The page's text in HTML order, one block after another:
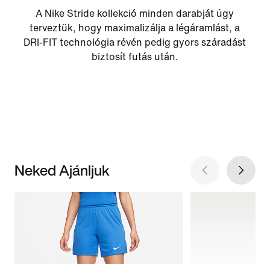
A Nike Stride kollekció minden darabját úgy
terveztük, hogy maximalizálja a légáramlást, a
DRI-FIT technológia révén pedig gyors száradást
biztosít futás után.
Neked Ajánljuk